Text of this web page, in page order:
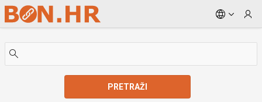
Skip to Main Content
PRETRAŽI